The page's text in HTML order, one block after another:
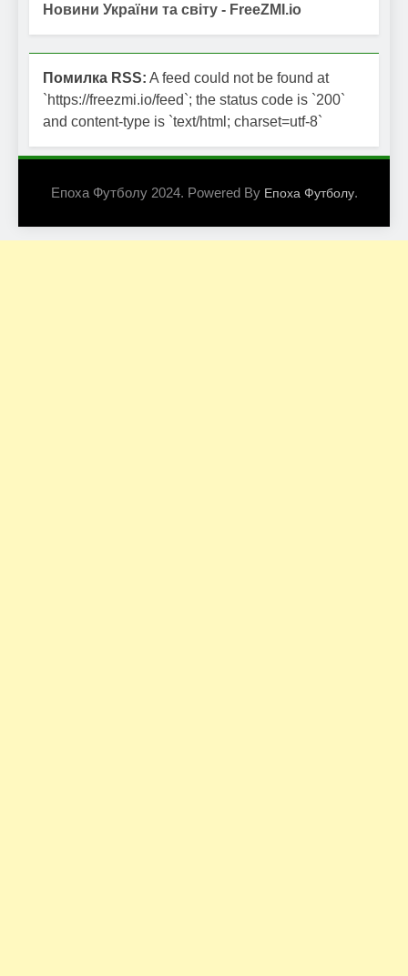
Новини України та світу - FreeZMI.io
Помилка RSS: A feed could not be found at
`https://freezmi.io/feed`; the status code is `200`
and content-type is `text/html; charset=utf-8`
Епоха Футболу 2024. Powered By Епоха Футболу.